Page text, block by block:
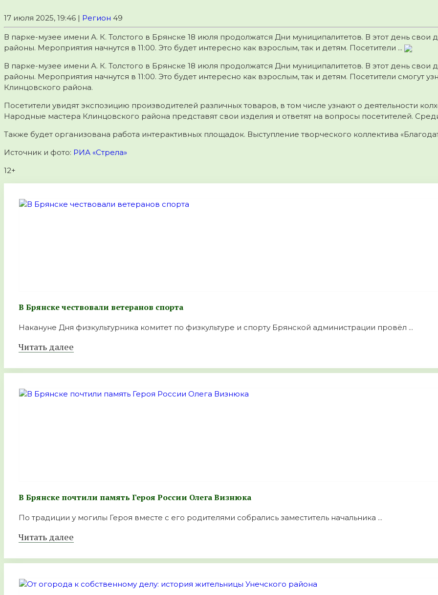
17 июля 2025, 19:46 | Регион 49
В парке-музее имени А. К. Толстого в Брянске 18 июля продолжатся Дни муниципалитетов. В этот день
районы. Мероприятия начнутся в 11:00. Это будет интересно как взрослым, так и детям. Посетители ...
В парке-музее имени А. К. Толстого в Брянске 18 июля продолжатся Дни муниципалитетов. В этот день
районы. Мероприятия начнутся в 11:00. Это будет интересно как взрослым, так и детям. Посетители смогут
Клинцовского района.
Посетители увидят экспозицию производителей различных товаров, в том числе узнают о деятельности
Народные мастера Клинцовского района представят свои изделия и ответят на вопросы посетителей.
Также будет организована работа интерактивных площадок. Выступление творческого коллектива
Источник и фото: РИА «Стрела»
12+
В Брянске чествовали ветеранов спорта
Накануне Дня физкультурника комитет по физкультуре и спорту Брянской администрации провёл ...
Читать далее
В Брянске почтили память Героя России Олега Визнюка
По традиции у могилы Героя вместе с его родителями собрались заместитель начальника ...
Читать далее